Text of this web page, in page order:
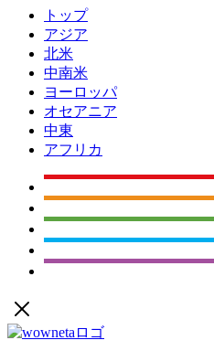
トップ
アジア
北米
中南米
ヨーロッパ
オセアニア
中東
アフリカ